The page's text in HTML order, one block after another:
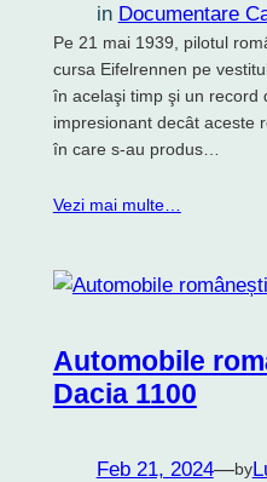
in Documentare
Pe 21 mai 1939, pilotul
cursa Eifelrennen pe
în acelaşi timp şi un record
impresionant decât aceste
în care s-au produs…
Vezi mai multe…
Automobile
Dacia 1100
Feb 21, 2024—by